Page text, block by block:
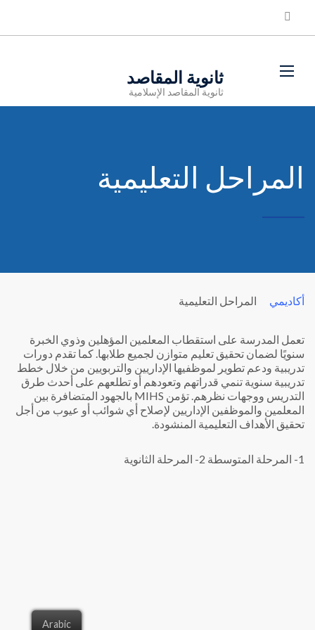
ثانوية المقاصد
ثانوية المقاصد الإسلامية
المراحل التعليمية
أكاديمي المراحل التعليمية
تعمل المدرسة على استقطاب المعلمين المؤهلين وذوي الخبرة
سنويًا لضمان تحقيق تعليم متوازن لجميع طلابها. كما تقدم دورات
تدريبية ودعم تطوير لموظفيها الإداريين والتربويين من خلال خطط
تدريبية سنوية تنمي قدراتهم وتعودهم أو تطلعهم على أحدث طرق
التدريس ووجهات نظرهم.
تؤمن MIHS بالجهود المتضافرة بين
المعلمين والموظفين الإداريين لإصلاح أي شوائب أو عيوب من أجل
تحقيق الأهداف التعليمية المنشودة.
1- المرحلة المتوسطة
Arabic